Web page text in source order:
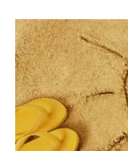
acordată ca